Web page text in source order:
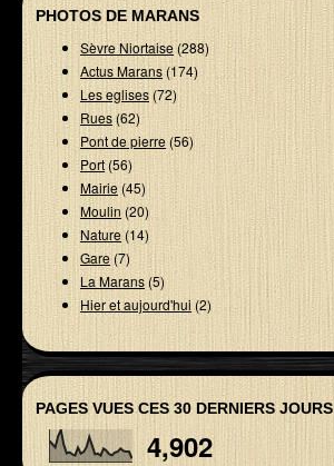
PHOTOS DE MARANS
Sèvre Niortaise(288)
Actus Marans (174)
Les eglises(72)
Rues(62)
Pont de pierre(56)
Port(56)
Mairie(45)
Moulin(20)
Nature(14)
Gare (7)
La Marans(5)
Hier et aujourd'hui (2)
PAGES VUES CES 30 DERNIERS JOURS
4,902